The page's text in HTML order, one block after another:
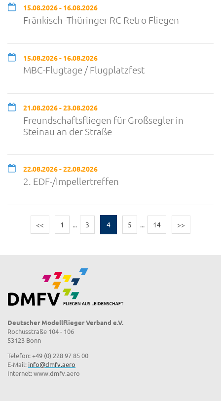
15.08.2026 - 16.08.2026
Fränkisch -Thüringer RC Retro Fliegen
15.08.2026 - 16.08.2026
MBC-Flugtage / Flugplatzfest
21.08.2026 - 23.08.2026
Freundschaftsfliegen für Großsegler in
Steinau an der Straße
22.08.2026 - 22.08.2026
2. EDF-/Impellertreffen
<< 1 ... 3 4 5 ... 14 >>
Deutscher Modellflieger Verband e.V.
Rochusstraße 104 - 106
53123 Bonn
Telefon: +49 (0) 228 97 85 00
E-Mail: info@dmfv.aero
Internet: www.dmfv.aero